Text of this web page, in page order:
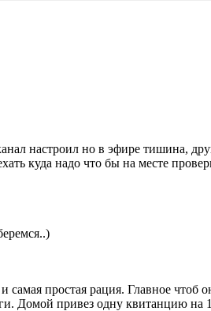
настроил но в эфире тишина,
куда надо что бы на месте
простая рация. Главное чтоб
Домой привез одну квитанцию на